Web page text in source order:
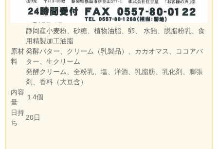
原材
料
静岡産小麦粉、砂糖、植物油脂、卵、 水飴、脱脂粉乳、食
用精製加工油脂
発酵バター、クリーム（乳製品）、カカオマス、ココアバ
ター、生クリーム
発酵クリーム、全粉乳、塩、洋酒、乳脂肪、乳化剤、膨張
剤、香料（大豆含）
内容
量
１4個
日持
ち
20日